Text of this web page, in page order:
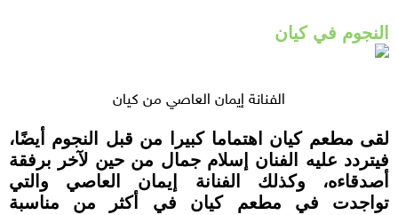
النجوم في كيان
الفنانة إيمان العاصي من كيان
لقى مطعم كيان اهتماما كبيرا من قبل النجوم أيضًا،
فيتردد عليه الفنان إسلام جمال من حين لآخر برفقة
أصدقاءه، وكذلك الفنانة إيمان العاصي والتي
تواجدت في مطعم كيان في أكثر من مناسبة